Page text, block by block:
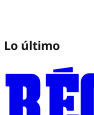
Lo último